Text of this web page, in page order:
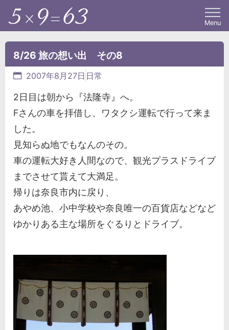
Menu
8/26 旅の想い出 その8
2007年8月27日 日常
2日目は朝から『法隆寺』へ。
Fさんの車を拝借し、ワタクシ運転で行って来ま
した。
見知らぬ地でもなんのその。
車の運転大好き人間なので、観光プラスドライブ
までさせて貰えて大満足。
帰りは奈良市内に戻り、
あやめ池、小中学校や奈良唯一の百貨店などなど
ゆかりある主な場所をぐるりとドライブ。